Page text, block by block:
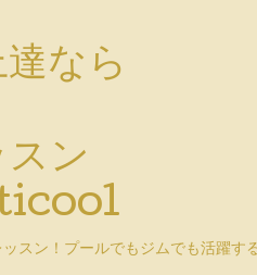
なら
ン
スン！プールでもジムでも活躍す